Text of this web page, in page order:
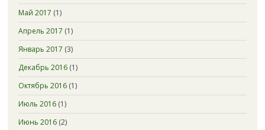
Май 2017 (1)
Апрель 2017 (1)
Январь 2017 (3)
Декабрь 2016(1)
Октябрь 2016(1)
Июль 2016(1)
Июнь 2016(2)